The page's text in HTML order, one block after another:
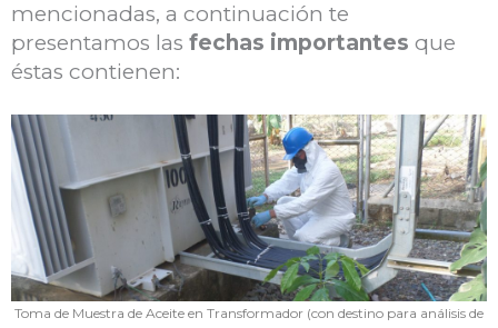
mencionadas, a continuación te
presentamos las fechas importantes que
éstas contienen:
Toma de Muestra de Aceite en Transformador (con destino para análisis de